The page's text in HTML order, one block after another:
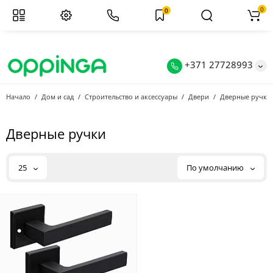
+371 27728993
0 0
Начало Дом и сад Строительство и аксессуары Двери Дверные ручки
Дверные ручки
25 По умолчанию